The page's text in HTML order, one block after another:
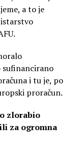
a to je
sufinancirano
i tu je, po
proračun.
zlorabio
za ogromna